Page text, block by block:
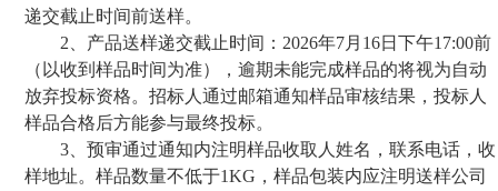
递交截止时间前送样。
2、产品送样递交截止时间：2026年7月16日下午17:00前
（以收到样品时间为准），逾期未能完成样品的将视为自动
放弃投标资格。招标人通过邮箱通知样品审核结果，投标人
样品合格后方能参与最终投标。
3、预审通过通知内注明样品收取人姓名，联系电话，收
样地址。样品数量不低于1KG，样品包装内应注明送样公司